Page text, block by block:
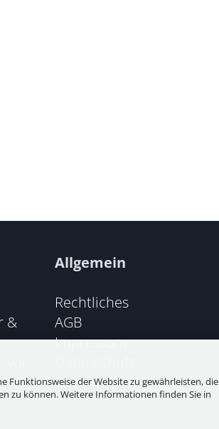
Funktionsweise der Website zu gewährleisten, die
zu können. Weitere Informationen finden Sie in
&
Allgemein
Rechtliches
AGB
Impressum
Sitemap